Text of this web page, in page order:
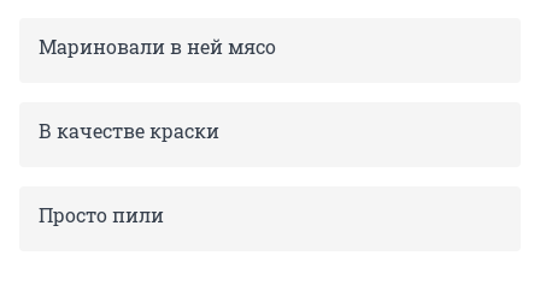
Мариновали в ней мясо
В качестве краски
Просто пили